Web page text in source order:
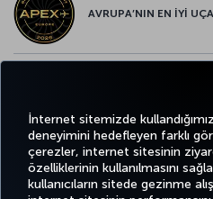
İnternet sitemizde
deneyimini hedefleyen farklı
çerezler, internet sitesinin
özelliklerinin kullanılmasını
kullanıcıların sitede gezinme
AVRUPA’NIN EN İYİ
TwitterFacebook
Instagram